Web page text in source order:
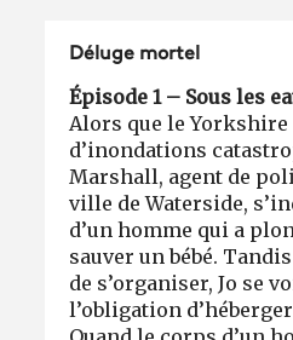
Déluge mortel
Épisode 1 – Sous les
Alors que le
d’inondations
Marshall, agent de
ville de Waterside,
d’un homme qui a
sauver un bébé.
de s’organiser, Jo se
l’obligation